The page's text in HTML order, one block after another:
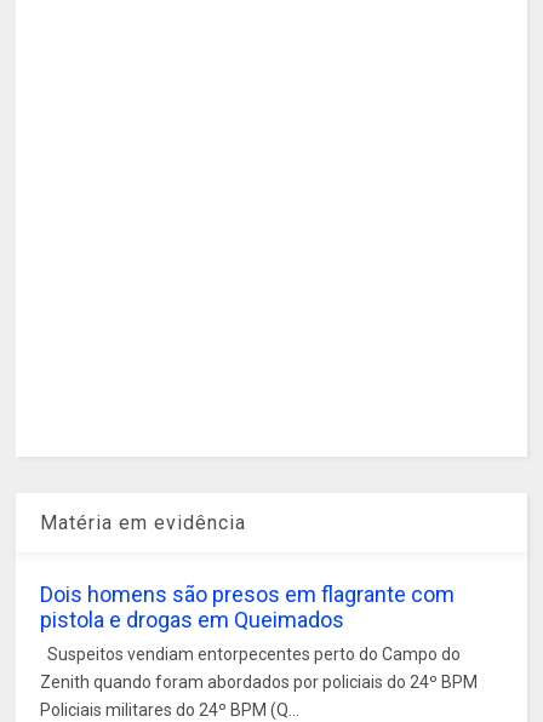
Matéria em evidência
Dois homens são presos em flagrante com
pistola e drogas em Queimados
Suspeitos vendiam entorpecentes perto do Campo do
Zenith quando foram abordados por policiais do 24º BPM
Policiais militares do 24º BPM (Q...